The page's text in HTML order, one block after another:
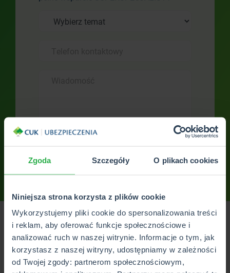
Zgoda Szczegóły O plikach cookies
Niniejsza strona korzysta z plików cookie
Wykorzystujemy pliki cookie do spersonalizowania treści
i reklam, aby oferować funkcje społecznościowe i
analizować ruch w naszej witrynie. Informacje o tym, jak
korzystasz z naszej witryny, udostępniamy w zależności
od Twojej zgody: partnerom społecznościowym,
Jeśli jesteś z miejscowości Strzelce Krajeńskie w
województwie lubuskim i szukasz godnej polecenia
placówki ubezpieczeniowe, to mamy dobrą wiadomość.
Agenci w biurze CUK Ubezpieczenia, które mieści się przy